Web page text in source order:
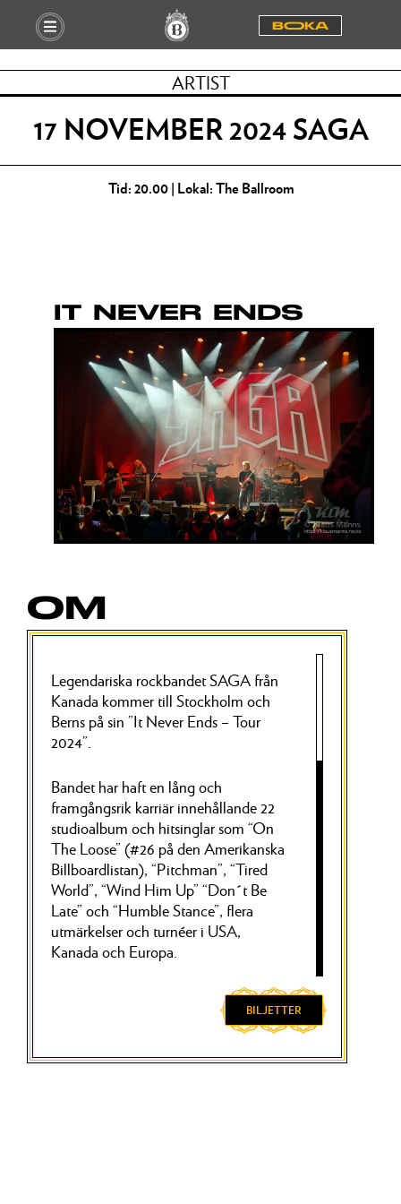
BOOKA
ARTIST
17 NOVEMBER 2024 SAGA
Tid: 20.00 | Lokal: The Ballroom
OM
Legendariska rockbandet SAGA från
Kanada kommer till Stockholm och
Berns på sin ”It Never Ends – Tour
2024”.
Bandet har haft en lång och
framgångsrik karriär innehållande 22
studioalbum och hitsinglar som “On
The Loose” (#26 på den Amerikanska
Billboardlistan), “Pitchman”, “Tired
World”, “Wind Him Up” “Don´t Be
Late” och “Humble Stance”, flera
utmärkelser och turnéer i USA,
Kanada och Europa.
De senaste åren har bandet upplevt en
slags renässans där deras musik
plötsligt upptäckts och återupptäcks
av många musikälskare världen över.
BILJETTER
IT NEVER ENDS